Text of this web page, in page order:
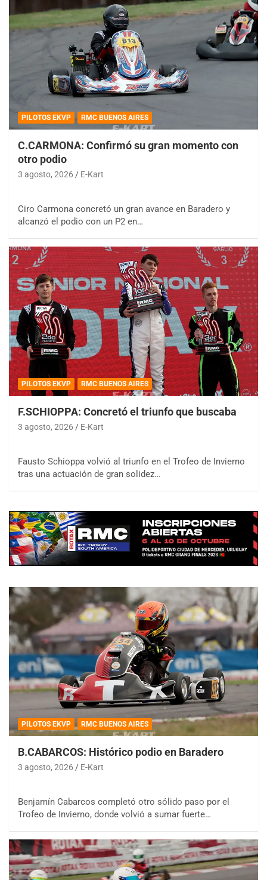
PILOTOS EKVP RMC BUENOS AIRES
C.CARMONA: Confirmó su gran momento con
otro podio
3 agosto, 2026 E-Kart
Ciro Carmona concretó un gran avance en Baradero y
alcanzó el podio con un P2 en…
PILOTOS EKVP RMC BUENOS AIRES
F.SCHIOPPA: Concretó el triunfo que buscaba
3 agosto, 2026 E-Kart
Fausto Schioppa volvió al triunfo en el Trofeo de Invierno
tras una actuación de gran solidez…
PILOTOS EKVP RMC BUENOS AIRES
B.CABARCOS: Histórico podio en Baradero
3 agosto, 2026 E-Kart
Benjamín Cabarcos completó otro sólido paso por el
Trofeo de Invierno, donde volvió a sumar fuerte…